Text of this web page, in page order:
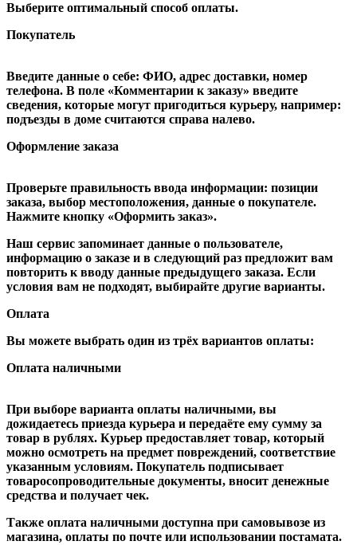
Выберите оптимальный способ оплаты.
Покупатель
Введите данные о себе: ФИО, адрес доставки, номер
телефона. В поле «Комментарии к заказу» введите
сведения, которые могут пригодиться курьеру, например:
подъезды в доме считаются справа налево.
Оформление заказа
Проверьте правильность ввода информации: позиции
заказа, выбор местоположения, данные о покупателе.
Нажмите кнопку «Оформить заказ».
Наш сервис запоминает данные о пользователе,
информацию о заказе и в следующий раз предложит вам
повторить к вводу данные предыдущего заказа. Если
условия вам не подходят, выбирайте другие варианты.
Оплата
Вы можете выбрать один из трёх вариантов оплаты:
Оплата наличными
При выборе варианта оплаты наличными, вы
дожидаетесь приезда курьера и передаёте ему сумму за
товар в рублях. Курьер предоставляет товар, который
можно осмотреть на предмет повреждений, соответствие
указанным условиям. Покупатель подписывает
товаросопроводительные документы, вносит денежные
средства и получает чек.
Также оплата наличными доступна при самовывозе из
магазина, оплаты по почте или использовании постамата.